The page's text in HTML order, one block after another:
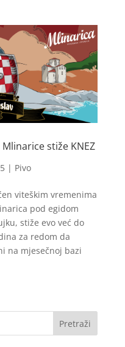
stiže KNEZ
| Pivo
viteškim vremenima
pod egidom
stiže evo već do
za redom da
na mjesečnoj bazi